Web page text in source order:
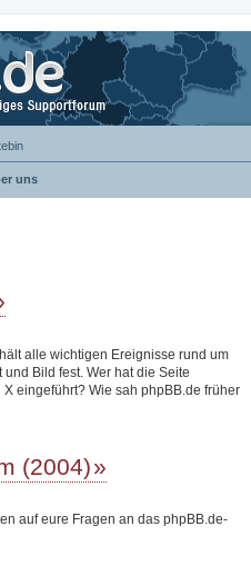
uns
alle wichtigen Ereignisse rund um
Bild fest. Wer hat die Seite
eingeführt? Wie sah phpBB.de früher
(2004)
auf eure Fragen an das phpBB.de-